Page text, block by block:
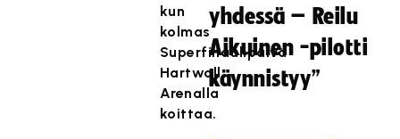
kun
kolmas
Superfinaalipäivä
Hartwall
Arenalla
koittaa.
yhdessä – Reilu
Aikuinen -pilotti
käynnistyy”